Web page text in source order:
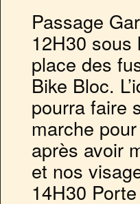
Passage
12H30 sous
place des
Bike Bloc.
pourra faire
marche
après avoir
et nos
14H30